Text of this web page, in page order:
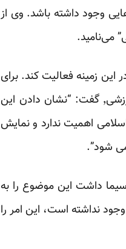
مطهری در حوزه فرهنگ و اصلاح‌طلبان٬ تفاوت نظرهایی وجود داشته باشد. وی از
می‌نامید.
زمینه فعالیت کند. برای
مثال وی با انتقاد از پخش تصویر زنان بی‌حجاب از صدا و سیما در جریان پخش مسابقات زنده ورزشی٬ گفت: “نشان دادن این
اهمیت ندارد و نمایش
شود”.
داشت این موضوع را به
نداشته است، این امر را